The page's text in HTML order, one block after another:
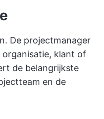
De projectmanager
klant of
de belangrijkste
en de